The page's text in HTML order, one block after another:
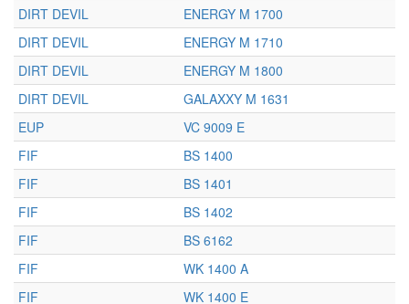
DIRT DEVIL
ENERGY M 1700
DIRT DEVIL
ENERGY M 1710
DIRT DEVIL
ENERGY M 1800
DIRT DEVIL
GALAXXY M 1631
EUP
VC 9009 E
FIF
BS 1400
FIF
BS 1401
FIF
BS 1402
FIF
BS 6162
FIF
WK 1400 A
FIF
WK 1400 E